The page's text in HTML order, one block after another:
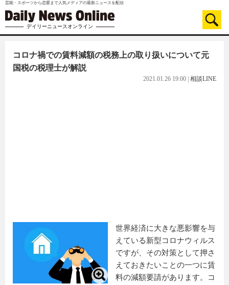
芸能・スポーツから恋愛まで人気メディアの最新ニュースを配信
デイリーニュースオンライン
コロナ禍での賃料減額の税務上の取り扱いについて元
国税の税理士が解説
2021.01.26 19:00 相談LINE
世界経済に大きな悪影響を与
えている新型コロナウィルス
ですが、その対策として押さ
えておきたいことの一つに賃
料の減額要請があります。コ